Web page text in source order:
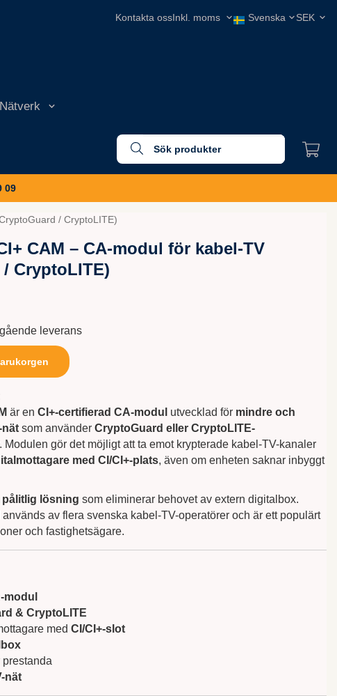
Kontakta oss
09
/ CryptoLITE)
CAM – CA-modul för kabel-TV
CryptoLITE)
leverans
är en CI+-certifierad CA-modul utvecklad för mindre och
nätsom använder CryptoGuard eller CryptoLITE-
Modulen gör det möjligt att ta emot krypterade kabel-TV-kanaler
med CI/CI+-plats, även om enheten saknar inbyggt
lösning som eliminerar behovet av extern digitalbox.
av flera svenska kabel-TV-operatörer och är ett populärt
och fastighetsägare.
modul
& CryptoLITE
med CI/CI+-slot
nät